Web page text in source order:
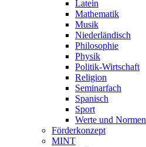
Latein
Mathematik
Musik
Niederländisch
Philosophie
Physik
Politik-Wirtschaft
Religion
Seminarfach
Spanisch
Sport
Werte und Normen
Förderkonzept
MINT